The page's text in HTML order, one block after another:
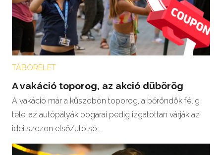
TÁBORÉLET
A vakáció toporog, az akció dübörög
A vakáció már a küszöbön toporog, a bőröndök félig
tele, az autópályák bogarai pedig izgatottan várják az
idei szezon első/utolsó…